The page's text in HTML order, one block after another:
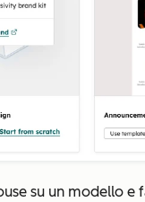
su un modello e